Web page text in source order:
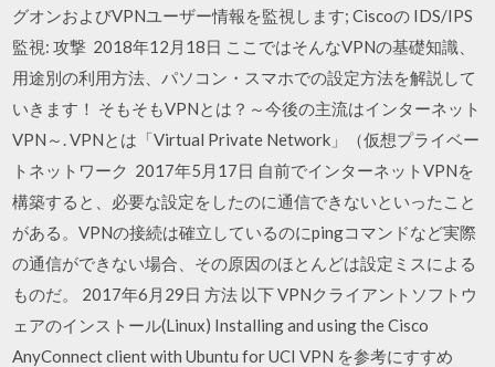
グオンおよびVPNユーザー情報を監視します; Ciscoの IDS/IPS
監視: 攻撃 2018年12月18日 ここではそんなVPNの基礎知識、
用途別の利用方法、パソコン・スマホでの設定方法を解説して
いきます！ そもそもVPNとは？～今後の主流はインターネット
VPN～. VPNとは「Virtual Private Network」（仮想プライベー
トネットワーク 2017年5月17日 自前でインターネットVPNを
構築すると、必要な設定をしたのに通信できないといったこと
がある。VPNの接続は確立しているのにpingコマンドなど実際
の通信ができない場合、その原因のほとんどは設定ミスによる
ものだ。 2017年6月29日 方法 以下 VPNクライアントソフトウ
ェアのインストール(Linux) Installing and using the Cisco
AnyConnect client with Ubuntu for UCI VPN を参考にすすめ